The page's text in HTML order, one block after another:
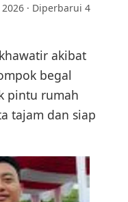
· Diperbarui 4
akibat
begal
pintu rumah
tajam dan siap